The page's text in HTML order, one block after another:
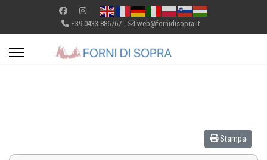
+39 0433.886767 web@fornidisopra.it
Stampa